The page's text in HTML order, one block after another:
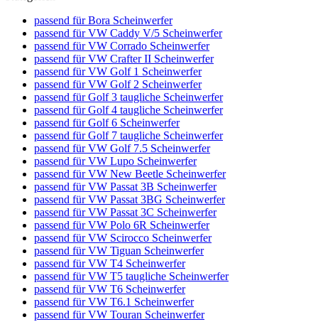
passend für Bora Scheinwerfer
passend für VW Caddy V/5 Scheinwerfer
passend für VW Corrado Scheinwerfer
passend für VW Crafter II Scheinwerfer
passend für VW Golf 1 Scheinwerfer
passend für VW Golf 2 Scheinwerfer
passend für Golf 3 taugliche Scheinwerfer
passend für Golf 4 taugliche Scheinwerfer
passend für Golf 6 Scheinwerfer
passend für Golf 7 taugliche Scheinwerfer
passend für VW Golf 7.5 Scheinwerfer
passend für VW Lupo Scheinwerfer
passend für VW New Beetle Scheinwerfer
passend für VW Passat 3B Scheinwerfer
passend für VW Passat 3BG Scheinwerfer
passend für VW Passat 3C Scheinwerfer
passend für VW Polo 6R Scheinwerfer
passend für VW Scirocco Scheinwerfer
passend für VW Tiguan Scheinwerfer
passend für VW T4 Scheinwerfer
passend für VW T5 taugliche Scheinwerfer
passend für VW T6 Scheinwerfer
passend für VW T6.1 Scheinwerfer
passend für VW Touran Scheinwerfer